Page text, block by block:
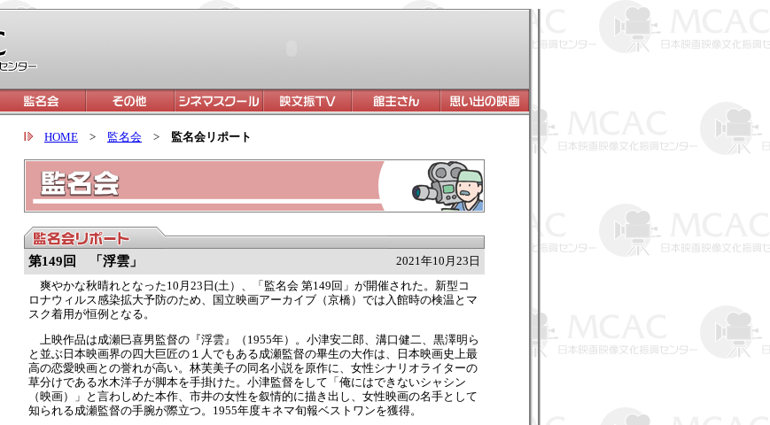
HOME > 監名会 > 監名会リポート
2021年10月23日
第149 回 「浮雲」
爽やかな秋晴れとなった10月23日(土）、「監名会 第149回」が開催された。新型コ
ロナウィルス感染拡大予防のため、国立映画アーカイブ（京橋）では入館時の検温とマ
スク着用が恒例となる。
上映作品は成瀬巳喜男監督の『浮雲』（1955年）。小津安二郎、溝口健二、黒澤明ら
と並ぶ日本映画界の四大巨匠の１人でもある成瀬監督の畢生の大作は、日本映画史上最
高の恋愛映画との誉れが高い。林芙美子の同名小説を原作に、女性シナリオライターの
草分けである水木洋子が脚本を手掛けた。小津監督をして「俺にはできないシャシン
（映画）」と言わしめた本作、市井の女性を叙情的に描き出し、女性映画の名手として
知られる成瀬監督の手腕が際立つ。1955年度キネマ旬報ベストワンを獲得。